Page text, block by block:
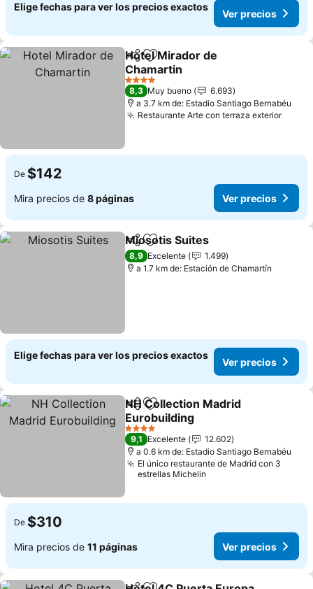
Elige fechas para ver los precios exactos
Ver precios
CompartirAgregar a favoritos
Hotel Mirador de
Chamartin
Ver precios
4 Estrellas
8,3 Muy bueno
6.693
a 3.7 km de: Estadio Santiago Bernabéu
Restaurante Arte con terraza exteriorVer
De $142
Mira precios de 8 páginas Ver precios
CompartirAgregar a favoritos
Miosotis Suites
8,9 Excelente
1.499
a 1.7 km de: Estación de Chamartín
Elige fechas para ver los precios exactos
Ver precios
CompartirAgregar a favoritos
NH Collection Madrid
Eurobuilding
Ver precios
4 Estrellas
9,1 Excelente
12.602
a 0.6 km de: Estadio Santiago Bernabéu
El único restaurante de Madrid con 3
estrellas Michelin
De $310
Mira precios de 11 páginas Ver precios